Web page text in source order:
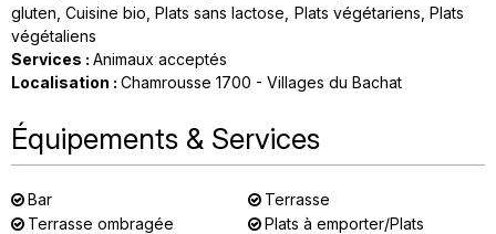
gluten Cuisine bio Plats sans lactose Plats végétariens Plats
végétaliens
Services : Animaux acceptés
Localisation : Chamrousse 1700 - Villages du Bachat
Équipements & Services
Bar
Terrasse
Terrasse ombragée
Plats à emporter/Plats